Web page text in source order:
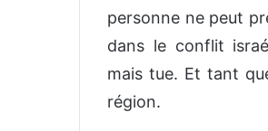
personne ne peut
dans le conflit
mais tue. Et tant
région.